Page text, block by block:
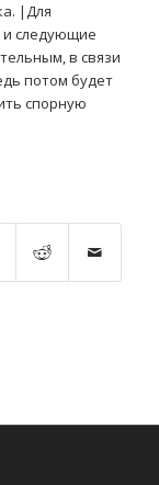
|Для
и следующие
в связи
потом будет
спорную